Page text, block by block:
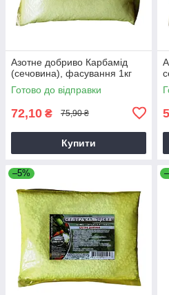
Азотне добриво Карбамід
(сечовина), фасування 1кг
Готово до відправки
72,10 ₴ 75,90 ₴
Купити
–5%